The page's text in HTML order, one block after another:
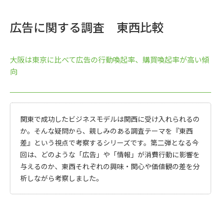
広告に関する調査 東西比較
大阪は東京に比べて広告の行動喚起率、購買喚起率が高い傾
向
関東で成功したビジネスモデルは関西に受け入れられるの
か。そんな疑問から、親しみのある調査テーマを『東西
差』という視点で考察するシリーズです。第二弾となる今
回は、どのような「広告」や「情報」が消費行動に影響を
与えるのか、東西それぞれの興味・関心や価値観の差を分
析しながら考察しました。